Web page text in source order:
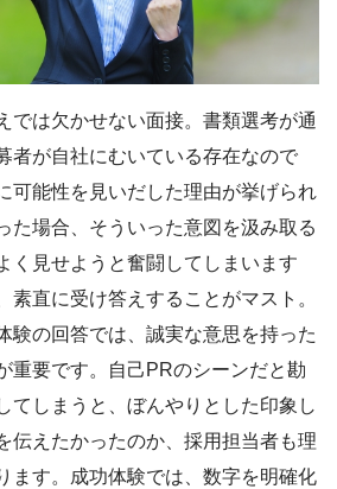
では欠かせない面接。書類選考が通
者が自社にむいている存在なので
可能性を見いだした理由が挙げられ
た場合、そういった意図を汲み取る
く見せようと奮闘してしまいます
素直に受け答えすることがマスト。
験の回答では、誠実な意思を持った
重要です。自己PRのシーンだと勘
てしまうと、ぼんやりとした印象し
伝えたかったのか、採用担当者も理
ます。成功体験では、数字を明確化